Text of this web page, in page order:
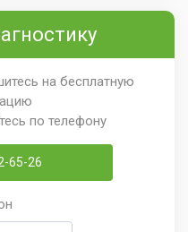
на бесплатную
по телефону
65-26